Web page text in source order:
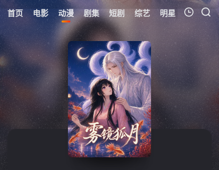
首页 电影 动漫 剧集 短剧 综艺 明星 周表
我的观影记录
暂无观看影片的记录